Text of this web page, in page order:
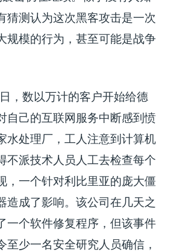
猜测认为这次黑客攻击是一次
规模的行为，甚至可能是战争
，数以万计的客户开始给德
自己的互联网服务中断感到愤
水处理厂，工人注意到计算机
不派技术人员人工去检查每个
，一个针对利比里亚的庞大僵
造成了影响。该公司在几天之
一个软件修复程序，但该事件
至少一名安全研究人员确信，